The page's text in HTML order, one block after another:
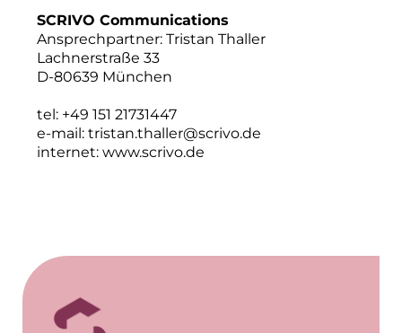
SCRIVO Communications
Ansprechpartner: Tristan Thaller
Lachnerstraße 33
D-80639 München
tel: +49 151 21731447
e-mail: tristan.thaller@scrivo.de
internet: www.scrivo.de